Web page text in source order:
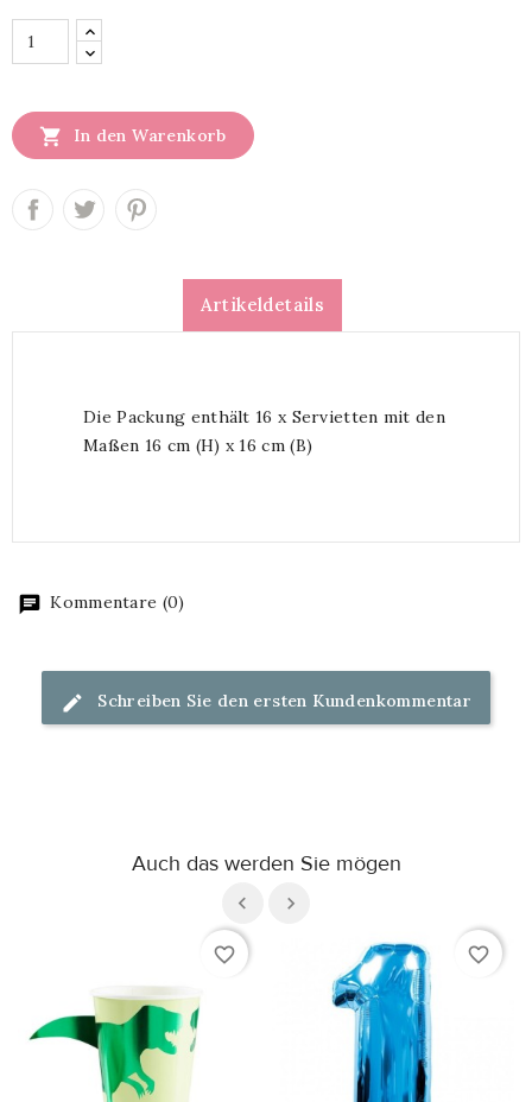
 In den Warenkorb
Artikeldetails
Die Packung enthält 16 x Servietten mit den
Maßen 16 cm (H) x 16 cm (B)
Kommentare (0)
Schreiben Sie den ersten Kundenkommentar
Auch das werden Sie mögen
favorite_border favorite_border